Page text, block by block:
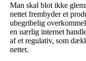
Man skal blot ikke
nettet frembyder et
ubegribelig
en uærlig internet
af et regulativ, som
nettet.